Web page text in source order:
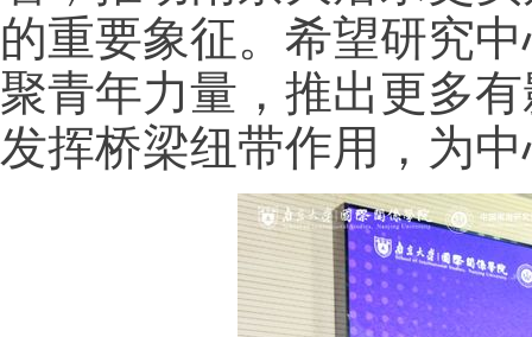
的重要象征。希望研究
聚青年力量，推出更多
发挥桥梁纽带作用，为